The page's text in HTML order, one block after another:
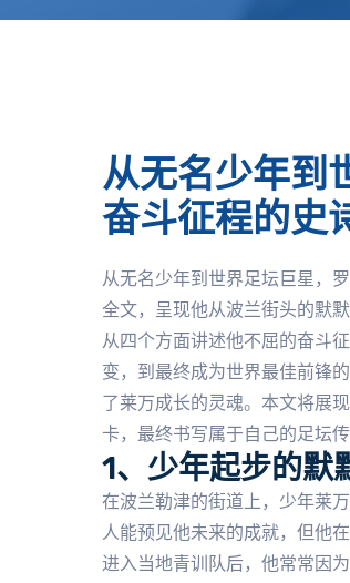
从无名少年到
奋斗征程的史
从无名少年到世界足坛巨星，
全文，呈现他从波兰街头的默
从四个方面讲述他不屈的奋斗
变，到最终成为世界最佳前锋
了莱万成长的灵魂。本文将展
卡，最终书写属于自己的足坛
1、少年起步的默
在波兰勒津的街道上，少年莱
人能预见他未来的成就，但他
进入当地青训队后，他常常因